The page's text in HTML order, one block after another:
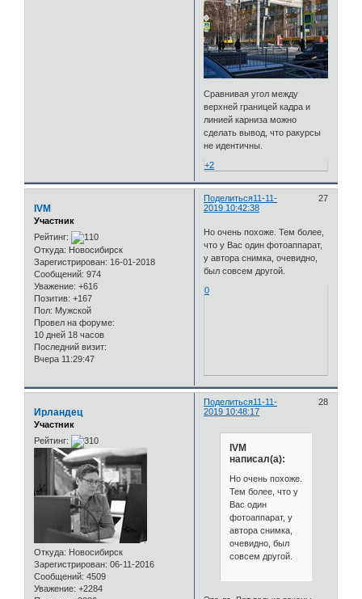
Сравнивая угол между
верхней границей кадра и
линией карниза можно
сделать вывод, что ракурсы
не идентичны.
+2
Поделиться 27
11-11-
2019 10:42:38
IVM
Участник
Рейтинг:
Откуда: Новосибирск
Зарегистрирован: 16-01-2018
Сообщений: 974
Уважение: +616
Позитив: +167
Пол: Мужской
Провел на форуме:
10 дней 18 часов
Последний визит:
Вчера 11:29:47
Но очень похоже. Тем более,
что у Вас один фотоаппарат,
у автора снимка, очевидно,
был совсем другой.
0
Поделиться 28
11-11-
2019 10:48:17
Ирландец
Участник
Рейтинг:
Откуда: Новосибирск
Зарегистрирован: 06-11-2016
Сообщений: 4509
Уважение: +2284
IVM
написал(а):
Но очень похоже.
Тем более, что у
Вас один
фотоаппарат, у
автора снимка,
очевидно, был
совсем другой.